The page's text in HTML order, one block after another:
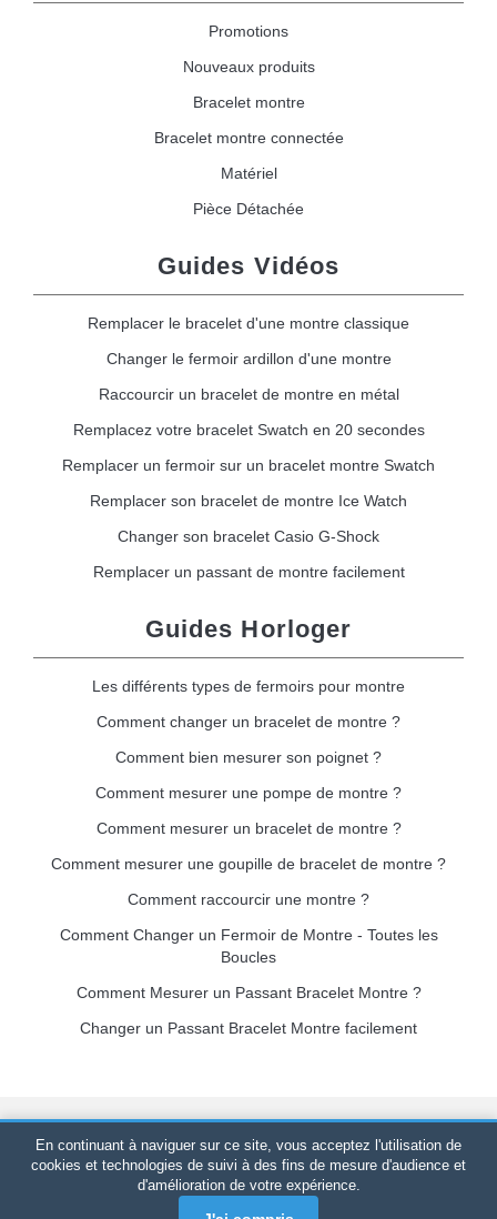
Promotions
Nouveaux produits
Bracelet montre
Bracelet montre connectée
Matériel
Pièce Détachée
Guides Vidéos
Remplacer le bracelet d'une montre classique
Changer le fermoir ardillon d'une montre
Raccourcir un bracelet de montre en métal
Remplacez votre bracelet Swatch en 20 secondes
Remplacer un fermoir sur un bracelet montre Swatch
Remplacer son bracelet de montre Ice Watch
Changer son bracelet Casio G-Shock
Remplacer un passant de montre facilement
Guides Horloger
Les différents types de fermoirs pour montre
Comment changer un bracelet de montre ?
Comment bien mesurer son poignet ?
Comment mesurer une pompe de montre ?
Comment mesurer un bracelet de montre ?
Comment mesurer une goupille de bracelet de montre ?
Comment raccourcir une montre ?
Comment Changer un Fermoir de Montre - Toutes les
Boucles
Comment Mesurer un Passant Bracelet Montre ?
Changer un Passant Bracelet Montre facilement
Bracelet-de-montre.com© 2026Tous droits réservés-SIRET
520 247 727 000 57 -Plateforme Juridique : BP 20075 - 31121
PORTET PDC - France Métropolitaine-Vente en ligne
uniquement
En continuant à naviguer sur ce site, vous acceptez l'utilisation de
cookies et technologies de suivi à des fins de mesure d'audience et
d'amélioration de votre expérience.